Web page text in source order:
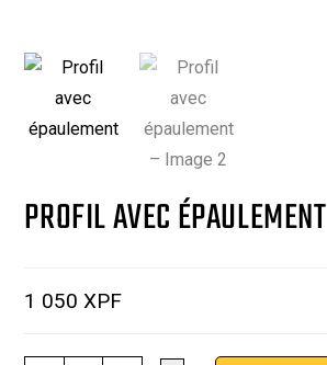
PROFIL AVEC ÉPAULEMENT
1 050XPF